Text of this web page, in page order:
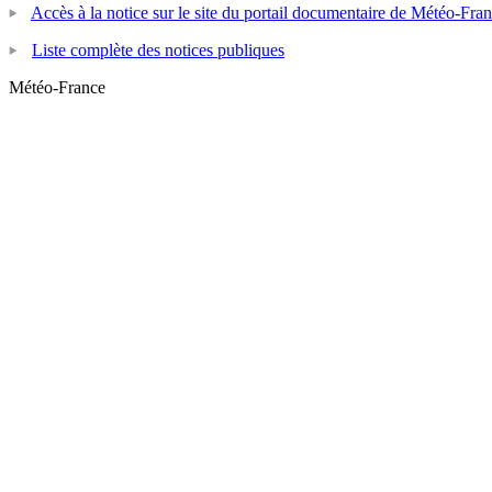
Accès à la notice sur le site du portail documentaire de Météo-
Liste complète des notices publiques
Météo-France